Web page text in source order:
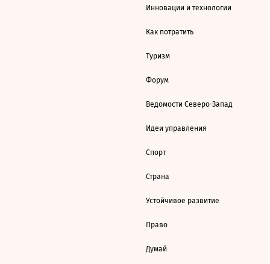
Инновации и технологии
Как потратить
Туризм
Форум
Ведомости Северо-Запад
Идеи управления
Спорт
Страна
Устойчивое развитие
Право
Думай